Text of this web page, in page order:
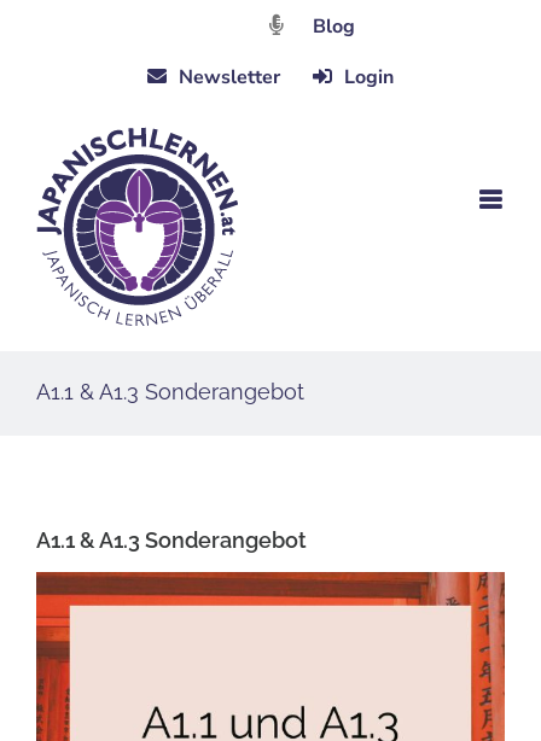
Blog
Newsletter
Login
A1.1 & A1.3 Sonderangebot
A1.1 & A1.3 Sonderangebot